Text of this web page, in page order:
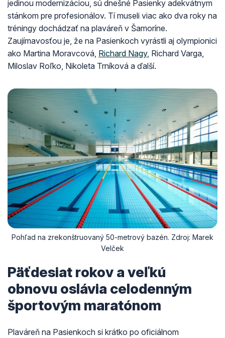
jedinou modernizáciou, sú dnešné Pasienky adekvátnym
stánkom pre profesionálov. Tí museli viac ako dva roky na
tréningy dochádzať na plaváreň v Šamoríne.
Zaujímavosťou je, že na Pasienkoch vyrástli aj olympionici
ako Martina Moravcová, Richard Nagy, Richard Varga,
Miloslav Roľko, Nikoleta Trníková a ďalší.
Pohľad na zrekonštruovaný 50-metrový bazén. Zdroj: Marek
Velček
Päťdesiat rokov a veľkú
obnovu oslávia celodenným
športovým maratónom
Plaváreň na Pasienkoch si krátko po oficiálnom